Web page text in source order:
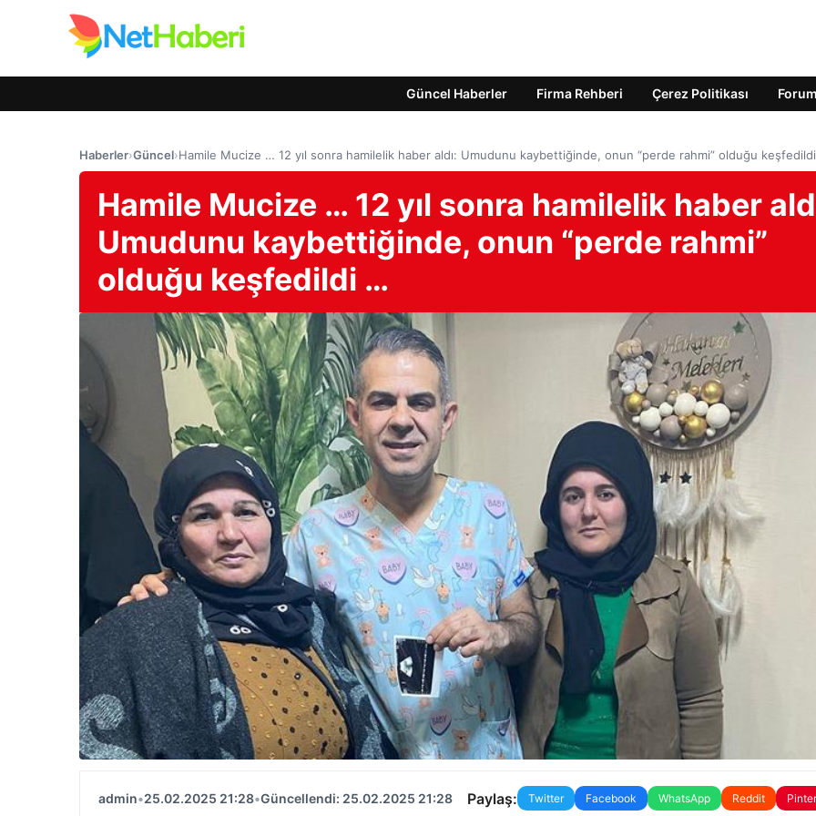
Güncel Haberler Firma Rehberi Çerez Politikası Forum
Haberler›Güncel›Hamile Mucize … 12 yıl sonra hamilelik haber aldı: Umudunu kaybettiğinde, onun “perde rahmi” olduğu
Hamile Mucize … 12 yıl sonra hamilelik haber
Umudunu kaybettiğinde, onun “perde rahmi”
olduğu keşfedildi …
admin•25.02.2025 21:28•Güncellendi: 25.02.2025 21:28 Paylaş: Twitter Facebook WhatsApp Reddit